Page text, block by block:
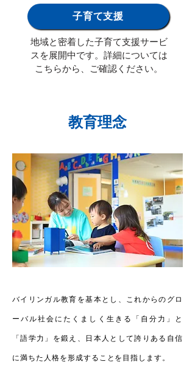
子育て支援​
地域と密着した子育て支援サービ
スを展開中です。詳細については
こちらから、ご確認ください。
教育理念
バイリンガル教育を基本とし、これからのグロ
ーバル社会にたくましく生きる「自分力」と
「語学力」を鍛え、日本人として誇りある自信
に満ちた人格を形成することを目指します。